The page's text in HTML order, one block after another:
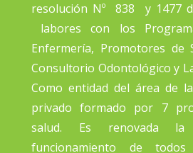
resolución Nº 838 y 1477
labores con los
Enfermería, Promotores de
Consultorio Odontológico y
Como entidad del área de
privado formado por 7
salud. Es renovada la
funcionamiento de